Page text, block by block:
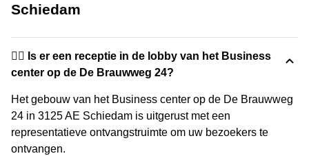
Schiedam
🙋‍♀️ Is er een receptie in de lobby van het Business
center op de De Brauwweg 24?
Het gebouw van het Business center op de De Brauwweg
24 in 3125 AE Schiedam is uitgerust met een
representatieve ontvangstruimte om uw bezoekers te
ontvangen.